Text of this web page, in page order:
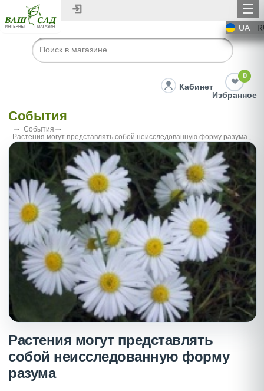
UA
Кабинет
0
Избранное
События
События
Растения могут представлять собой неисследованную форму разума
Растения могут представлять
собой неисследованную форму
разума